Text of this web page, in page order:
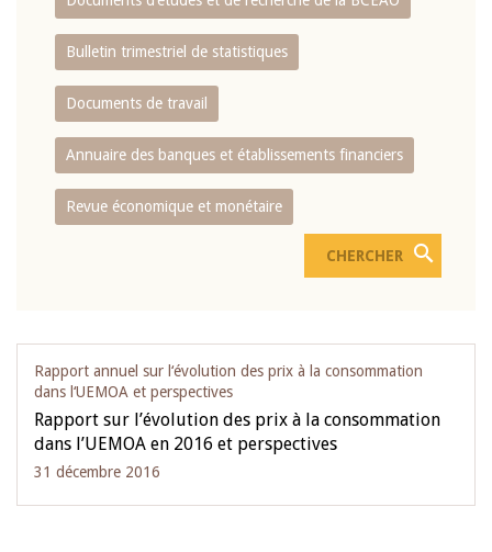
Bulletin trimestriel de statistiques
Documents de travail
Annuaire des banques et établissements financiers
Revue économique et monétaire
Rapport annuel sur l‘évolution des prix à la consommation
dans l‘UEMOA et perspectives
Rapport sur l’évolution des prix à la consommation
dans l’UEMOA en 2016 et perspectives
31 décembre 2016